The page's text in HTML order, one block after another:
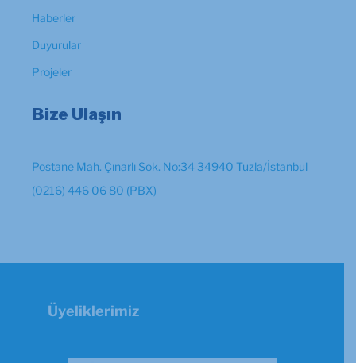
Haberler
Duyurular
Projeler
Bize Ulaşın
Postane Mah. Çınarlı Sok. No:34 34940 Tuzla/İstanbul
(0216) 446 06 80 (PBX)
Üyeliklerimiz